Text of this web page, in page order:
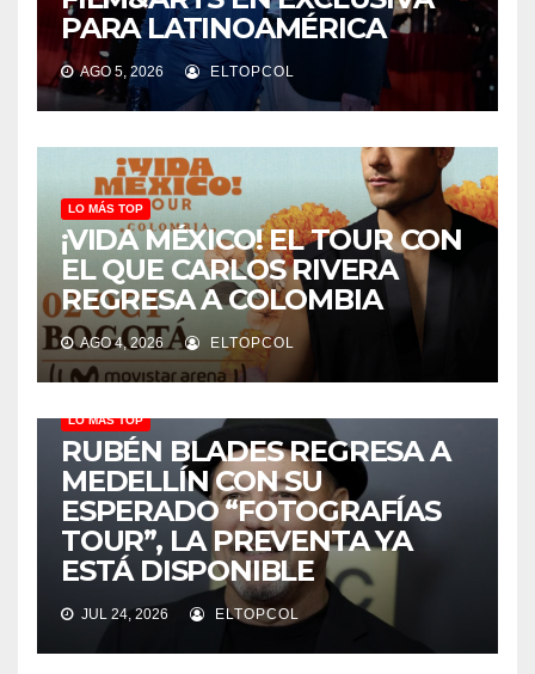
PARA LATINOAMÉRICA
AGO 5, 2026 ELTOPCOL
LO MÁS TOP
¡VIDA MÉXICO! EL TOUR CON
EL QUE CARLOS RIVERA
REGRESA A COLOMBIA
AGO 4, 2026 ELTOPCOL
LO MÁS TOP
RUBÉN BLADES REGRESA A
MEDELLÍN CON SU
ESPERADO “FOTOGRAFÍAS
TOUR”, LA PREVENTA YA
ESTÁ DISPONIBLE
JUL 24, 2026 ELTOPCOL